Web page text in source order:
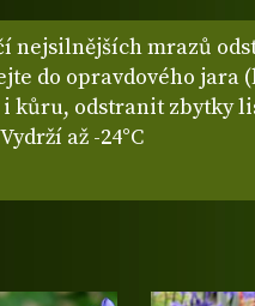
nejsilnějších mrazů
do opravdového jara
kůru, odstranit zbytky
až -24°C